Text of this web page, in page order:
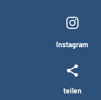
Instagram
teilen